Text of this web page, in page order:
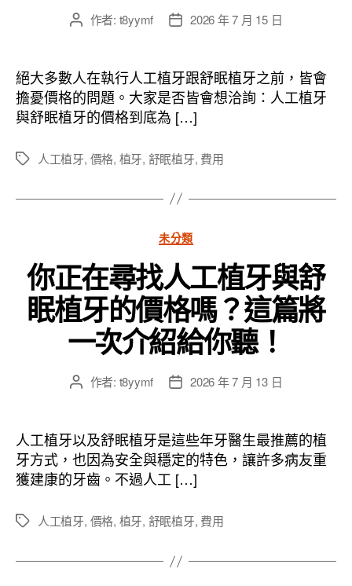
文
者
作者: t8yymf
文
佈
日
期
2026 年 7 月 15 日
絕大多數人在執行人工植牙跟舒眠植牙之前，皆會
擔憂價格的問題。大家是否皆會想洽詢：人工植牙
與舒眠植牙的價格到底為 […]
標
人工植牙, 價格, 植牙, 舒眠植牙, 費用
分
類
未分類
你正在尋找人工植牙與舒
眠植牙的價格嗎？這篇將
一次介紹給你聽！
文
者
作者: t8yymf
文
佈
日
期
2026 年 7 月 13 日
人工植牙以及舒眠植牙是這些年牙醫生最推薦的植
牙方式，也因為安全與穩定的特色，讓許多病友重
獲建康的牙齒。不過人工 […]
標
人工植牙, 價格, 植牙, 舒眠植牙, 費用